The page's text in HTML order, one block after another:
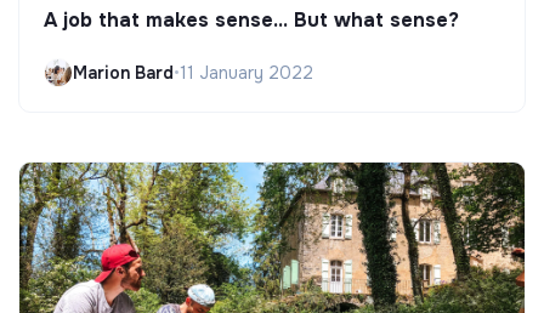
A job that makes sense... But what sense?
Marion Bard•11 January 2022